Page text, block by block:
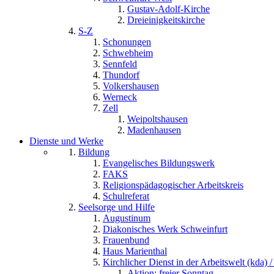
Gustav-Adolf-Kirche
Dreieinigkeitskirche
S-Z
Schonungen
Schwebheim
Sennfeld
Thundorf
Volkershausen
Werneck
Zell
Weipoltshausen
Madenhausen
Dienste und Werke
Bildung
Evangelisches Bildungswerk
FAKS
Religionspädagogischer Arbeitskreis
Schulreferat
Seelsorge und Hilfe
Augustinum
Diakonisches Werk Schweinfurt
Frauenbund
Haus Marienthal
Kirchlicher Dienst in der Arbeitswelt (kda) /